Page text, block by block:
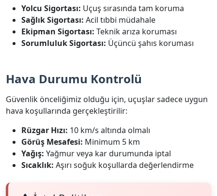
Yolcu Sigortası: Uçuş sırasında tam koruma
Sağlık Sigortası: Acil tıbbi müdahale
Ekipman Sigortası: Teknik arıza koruması
Sorumluluk Sigortası: Üçüncü şahıs koruması
Hava Durumu Kontrolü
Güvenlik önceliğimiz olduğu için, uçuşlar sadece uygun
hava koşullarında gerçekleştirilir:
Rüzgar Hızı: 10 km/s altında olmalı
Görüş Mesafesi: Minimum 5 km
Yağış: Yağmur veya kar durumunda iptal
Sıcaklık: Aşırı soğuk koşullarda değerlendirme